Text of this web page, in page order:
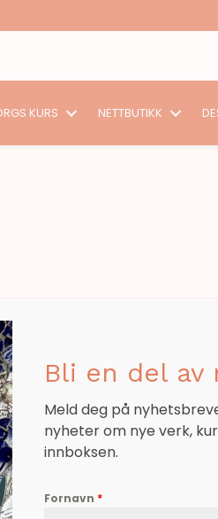
KURS NETTBUTIKK
we couldn't find any posts.
Bli en del
Meld deg på
nyheter om nye verk,
innboksen.
Fornavn *